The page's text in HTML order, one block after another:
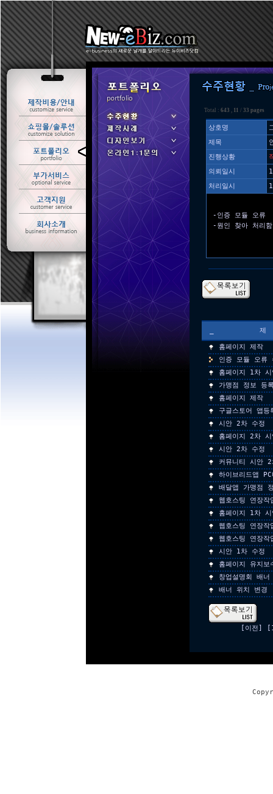
Total : 643 , 11 / 33 pages
상호명
제목
진행상황
의뢰일시
처리일시
-인증 모듈 오류
-원인 찾아 처리함
홈페이지 제작
인증 모듈 오류
홈페이지 1차 시
가맹점 정보 등
홈페이지 제작
구글스토어 앱등
시안 2차 수정
홈페이지 2차 시
시안 2차 수정
커뮤니티 시안 2
하이브리드앱
배달앱 가맹점
웹호스팅 연장작
홈페이지 1차 시
웹호스팅 연장작
웹호스팅 연장작
시안 1차 수정
홈페이지 유지보
창업설명회 배너
배너 위치 변경
[이전]
ㆍ 수주현황
ㆍ 제작사례